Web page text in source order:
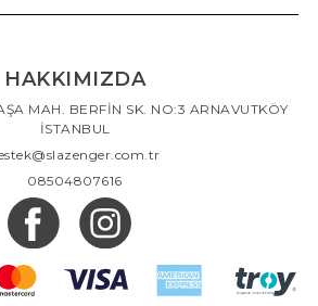
HAKKIMIZDA
MAH. BERFİN SK. NO:3 ARNAVUTKÖY
İSTANBUL
08504807616